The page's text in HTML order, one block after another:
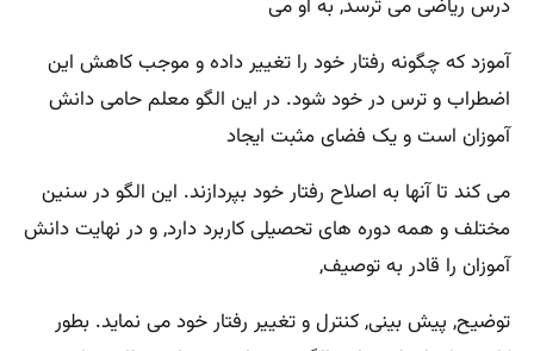
درس ریاضی می ترسد, به او می
آموزد که چگونه رفتار خود را تغییر داده و موجب کاهش این
اضطراب و ترس در خود شود. در این الگو معلم حامی دانش
آموزان است و یک فضای مثبت ایجاد
می کند تا آنها به اصلاح رفتار خود بپردازند. این الگو در سنین
مختلف و همه دوره های تحصیلی کاربرد دارد, و در نهایت دانش
آموزان را قادر به توصیف,
توضیح, پیش بینی, کنترل و تغییر رفتار خود می نماید. بطور